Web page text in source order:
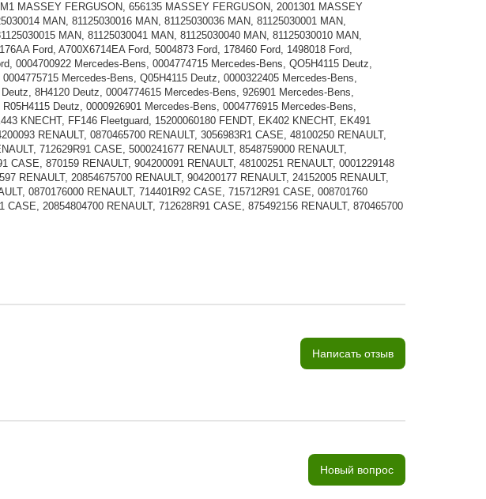
MASSEY FERGUSON, 656135 MASSEY FERGUSON, 2001301 MASSEY
MAN, 81125030016 MAN, 81125030036 MAN, 81125030001 MAN,
MAN, 81125030041 MAN, 81125030040 MAN, 81125030010 MAN,
Ford, A700X6714EA Ford, 5004873 Ford, 178460 Ford, 1498018 Ford,
0004700922 Mercedes-Bens, 0004774715 Mercedes-Bens, QO5H4115 Deutz,
Mercedes-Bens, Q05H4115 Deutz, 0000322405 Mercedes-Bens,
8H4120 Deutz, 0004774615 Mercedes-Bens, 926901 Mercedes-Bens,
Deutz, 0000926901 Mercedes-Bens, 0004776915 Mercedes-Bens,
KNECHT, FF146 Fleetguard, 15200060180 FENDT, EK402 KNECHT, EK491
RENAULT, 0870465700 RENAULT, 3056983R1 CASE, 48100250 RENAULT,
712629R91 CASE, 5000241677 RENAULT, 8548759000 RENAULT,
CASE, 870159 RENAULT, 904200091 RENAULT, 48100251 RENAULT, 0001229148
RENAULT, 20854675700 RENAULT, 904200177 RENAULT, 24152005 RENAULT,
0870176000 RENAULT, 714401R92 CASE, 715712R91 CASE, 008701760
CASE, 20854804700 RENAULT, 712628R91 CASE, 875492156 RENAULT, 870465700
Написать отзыв
Новый вопрос